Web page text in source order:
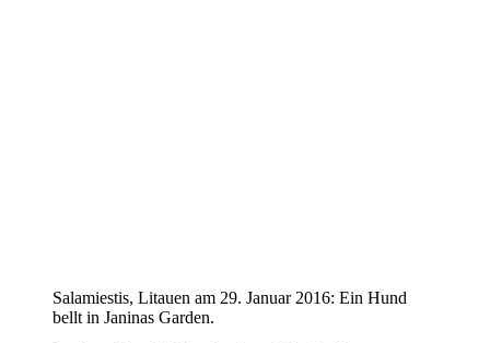
Salamiestis, Litauen am 29. Januar 2016: Ein Hund
bellt in Janinas Garden.